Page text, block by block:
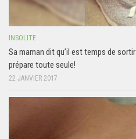
INSOLITE
Sa maman dit qu’il est temps de
prépare toute seule!
22 JANVIER 2017